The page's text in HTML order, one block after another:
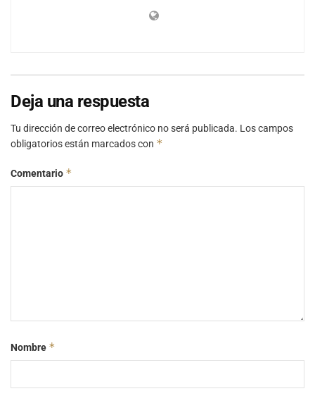
Deja una respuesta
Tu dirección de correo electrónico no será publicada. Los campos
obligatorios están marcados con *
Comentario *
Nombre *